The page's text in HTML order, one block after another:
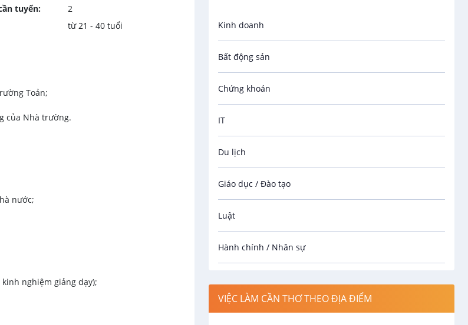
tuyển:
2
từ 21 - 40 tuổi
Toản;
của Nhà trường.
nước;
nghiệm giảng dạy);
Kinh doanh
Bất động sản
Chứng khoán
IT
Du lịch
Giáo dục / Đào tạo
Luật
Hành chính / Nhân sự
Spa
VIỆC LÀM CẦN THƠ THEO ĐỊA ĐIỂM